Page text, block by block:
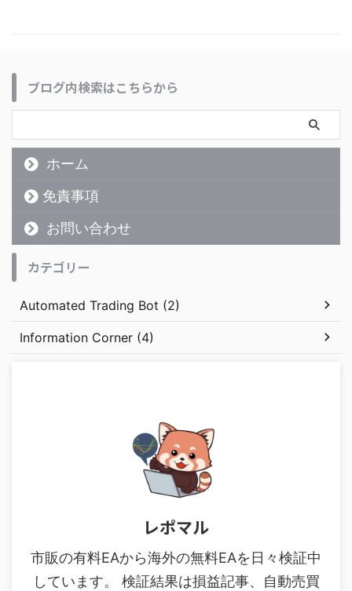
ブログ内検索はこちらから
ホーム
免責事項
お問い合わせ
カテゴリー
Automated Trading Bot (2)
Information Corner (4)
レポマル
市販の有料EAから海外の無料EAを日々検証中
しています。 検証結果は損益記事、自動売買